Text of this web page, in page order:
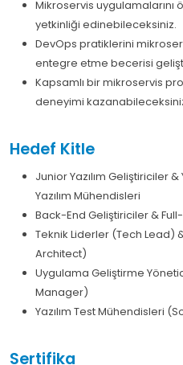
Mikroservis
yetkinliği edinebileceksiniz.
DevOps pratiklerini
entegre etme becerisi
Kapsamlı bir mikroservis
deneyimi
Hedef Kitle
Junior Yazılım Geliştiriciler &
Yazılım Mühendisleri
Back-End Geliştiriciler &
Teknik Liderler (Tech Lead)
Architect)
Uygulama Geliştirme
Manager)
Yazılım Test Mühendisleri
Sertifika